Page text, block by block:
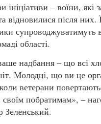
ініціативи – воїни, які
відновилися після них.
супроводжуватимуть
області.
надбання – що всі
Молодці, що ви це
ветерани
побратимам», –
Зеленський.